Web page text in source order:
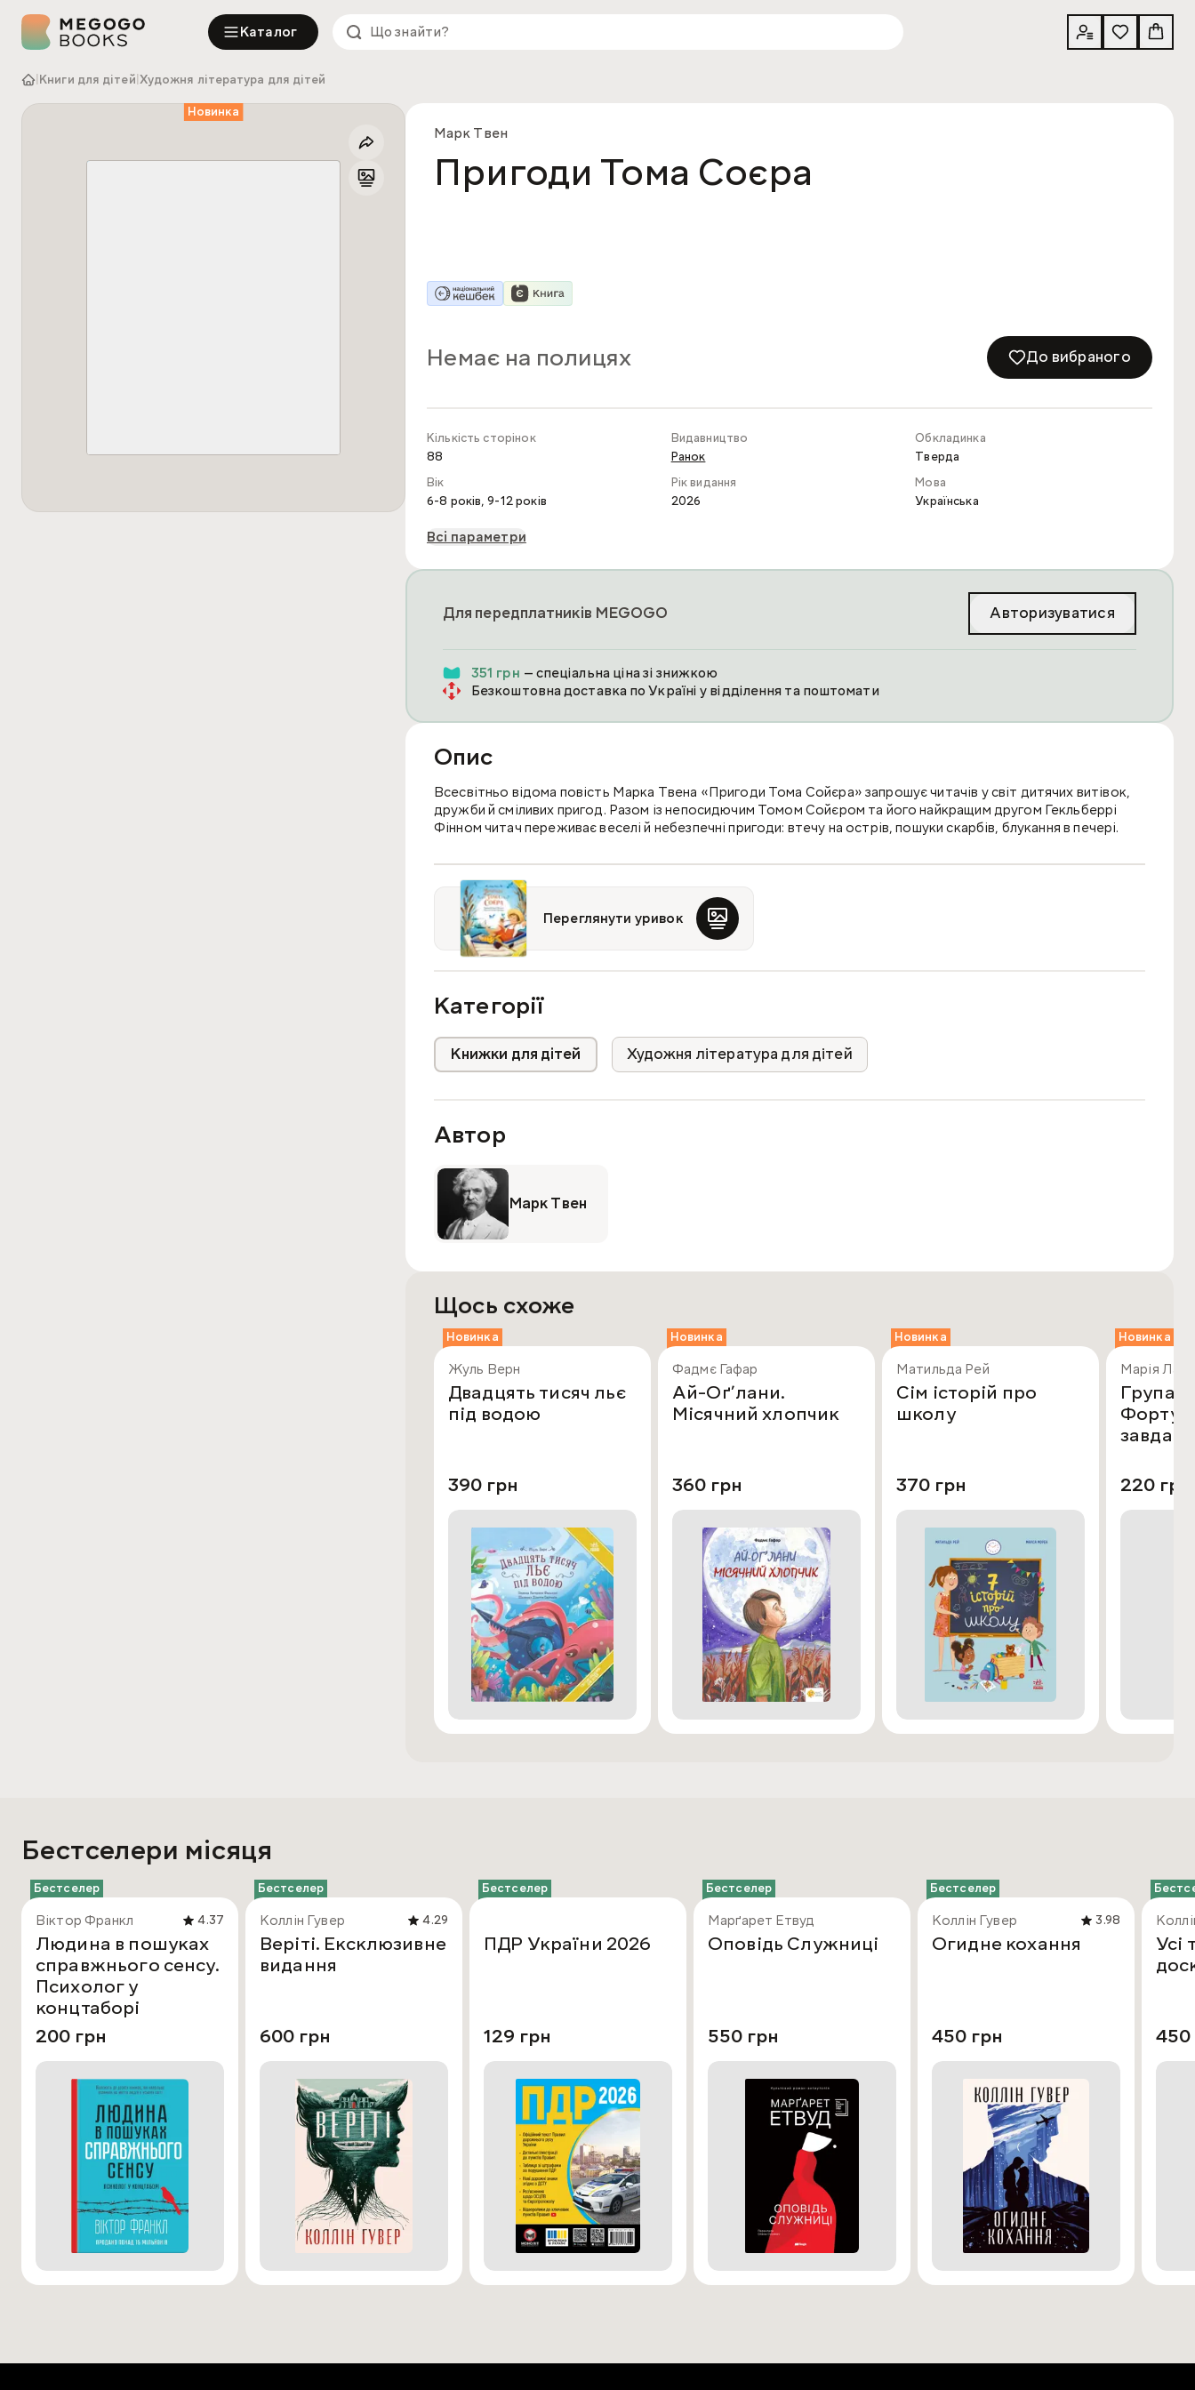
Каталог
Книги для дітей Художня література для дітей
Новинка
Марк Твен
Пригоди Тома Соєра
Немає на полицях До вибраного
Кількість сторінок
88
Видавництво
Ранок
Обкладинка
Тверда
Вік
6-8 років,9-12 років
Рік видання
2026
Мова
Українська
Всі параметри
Для передплатників MEGOGO Авторизуватися
351 грн — спеціальна ціна зі знижкою
Безкоштовна доставка по Україні у відділення та поштомати
Опис
Всесвітньо відома повість Марка Твена «Пригоди Тома Сойєра» запрошує читачів у світ дитячих витівок,
дружби й сміливих пригод. Разом із непосидючим Томом Сойєром та його найкращим другом Гекльберрі
Фінном читач переживає веселі й небезпечні пригоди: втечу на острів, пошуки скарбів, блукання в печері.
Переглянути уривок
Категорії
Книжки для дітей Художня література для дітей
Автор
Марк Твен
Щось схоже
Новинка
Жуль Верн
Двадцять тисяч льє
під водою
390 грн
Новинка
Фадмє Гафар
Ай-Оґ’лани.
Місячний хлопчик
360 грн
Новинка
Матильда Рей
Сім історій про
школу
370 грн
Новинка
Марія
Група
220 грн
Бестселери місяця
Бестселер
Віктор Франкл 4.37
Людина в пошуках
справжнього сенсу.
Психолог у
концтаборі
200 грн
Бестселер
Коллін Гувер 4.29
Веріті. Ексклюзивне
видання
600 грн
Бестселер
ПДР України 2026
129 грн
Бестселер
Марґарет Етвуд
Оповідь Служниці
550 грн
Бестселер
Коллін Гувер 3.98
Огидне кохання
450 грн
Усі
450